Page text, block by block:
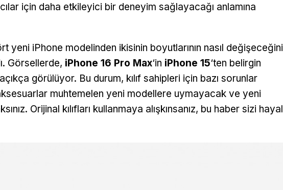
için daha etkileyici bir deneyim sağlayacağı anlamına
yeni iPhone modelinden ikisinin boyutlarının nasıl değişeceğini
Görsellerde, iPhone 16 Pro Max‘in iPhone 15‘ten belirgin
görülüyor. Bu durum, kılıf sahipleri için bazı sorunlar
muhtemelen yeni modellere uymayacak ve yeni
Orijinal kılıfları kullanmaya alışkınsanız, bu haber sizi hayal